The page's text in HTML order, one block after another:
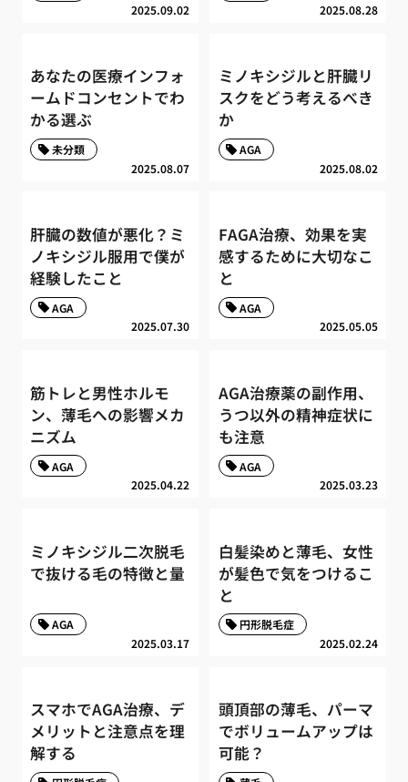
2025.09.02 2025.08.28
あなたの医療インフォ
ームドコンセントでわ
かる選ぶ
2025.08.07
未分類
ミノキシジルと肝臓リ
スクをどう考えるべき
か
2025.08.02
AGA
肝臓の数値が悪化？ミ
ノキシジル服用で僕が
経験したこと
2025.07.30
AGA
FAGA治療、効果を実
感するために大切なこ
と
2025.05.05
AGA
筋トレと男性ホルモ
ン、薄毛への影響メカ
ニズム
2025.04.22
AGA
AGA治療薬の副作用、
うつ以外の精神症状に
も注意
2025.03.23
AGA
ミノキシジル二次脱毛
で抜ける毛の特徴と量
2025.03.17
AGA
白髪染めと薄毛、女性
が髪色で気をつけるこ
と
2025.02.24
円形脱毛症
スマホでAGA治療、デ
メリットと注意点を理
解する
頭頂部の薄毛、パーマ
でボリュームアップは
可能？